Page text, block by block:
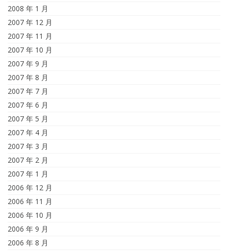
2008 年 1 月
2007 年 12 月
2007 年 11 月
2007 年 10 月
2007 年 9 月
2007 年 8 月
2007 年 7 月
2007 年 6 月
2007 年 5 月
2007 年 4 月
2007 年 3 月
2007 年 2 月
2007 年 1 月
2006 年 12 月
2006 年 11 月
2006 年 10 月
2006 年 9 月
2006 年 8 月